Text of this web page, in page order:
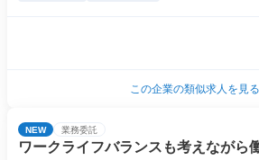
この企業の類似求人を見る
NEW 業務委託
ワークライフバランスも考えながら